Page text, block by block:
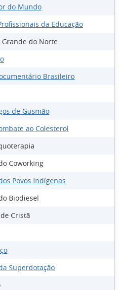
do Mundo
da Educação
do Norte
Brasileiro
de Gusmão
ao Colesterol
Coworking
Povos Indígenas
Biodiesel
Cristã
Superdotação